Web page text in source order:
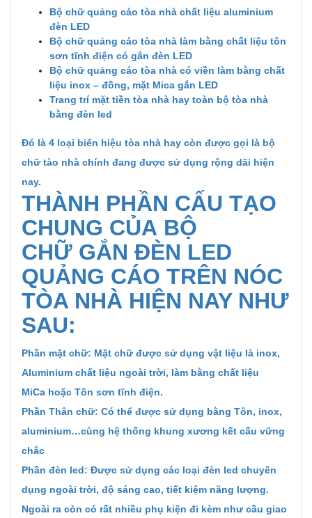
Bộ chữ quảng cáo tòa nhà chất liệu aluminium
đèn LED
Bộ chữ quảng cáo tòa nhà làm bằng chất liệu tôn
sơn tĩnh điện có gắn đèn LED
Bộ chữ quảng cáo tòa nhà có viền làm bằng chất
liệu inox – đồng, mặt Mica gắn LED
Trang trí mặt tiền tòa nhà hay toàn bộ tòa nhà
bằng đèn led
Đó là 4 loại biển hiệu tòa nhà hay còn được gọi là bộ
chữ tào nhà chính đang được sử dụng rộng dãi hiện
nay.
THÀNH PHẦN CẤU TẠO
CHUNG CỦA BỘ
CHỮ GẮN ĐÈN LED
QUẢNG CÁO TRÊN NÓC
TÒA NHÀ HIỆN NAY NHƯ
SAU:
Phần mặt chữ: Mặt chữ được sử dụng vật liệu là inox,
Aluminium chất liệu ngoài trời, làm bằng chất liệu
MiCa hoặc Tôn sơn tĩnh điện.
Phần Thân chữ: Có thể được sử dụng bằng Tôn, inox,
aluminium…cùng hệ thống khung xương kết cấu vững
chắc
Phần đèn led: Được sử dụng các loại đèn led chuyên
dụng ngoài trời, độ sáng cao, tiết kiệm năng lượng.
Ngoài ra còn có rất nhiều phụ kiện đi kèm như cầu giao